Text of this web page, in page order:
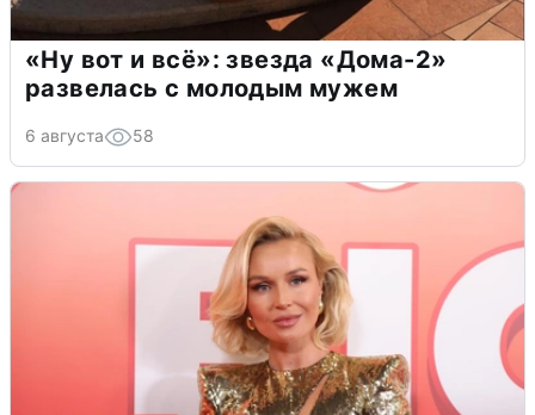
«Ну вот и всё»: звезда «Дома-2»
развелась с молодым мужем
6 августа 58